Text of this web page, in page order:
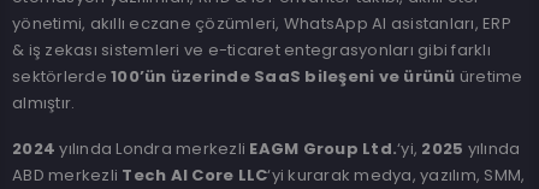
yönetimi, akıllı eczane çözümleri, WhatsApp AI asistanları, ERP
& iş zekası sistemleri ve e-ticaret entegrasyonları gibi farklı
sektörlerde 100’ün üzerinde SaaS bileşeni ve ürünü üretime
almıştır.
2024 yılında Londra merkezli EAGM Group Ltd.‘yi, 2025 yılında
ABD merkezli Tech AI Core LLC‘yi kurarak medya, yazılım, SMM,